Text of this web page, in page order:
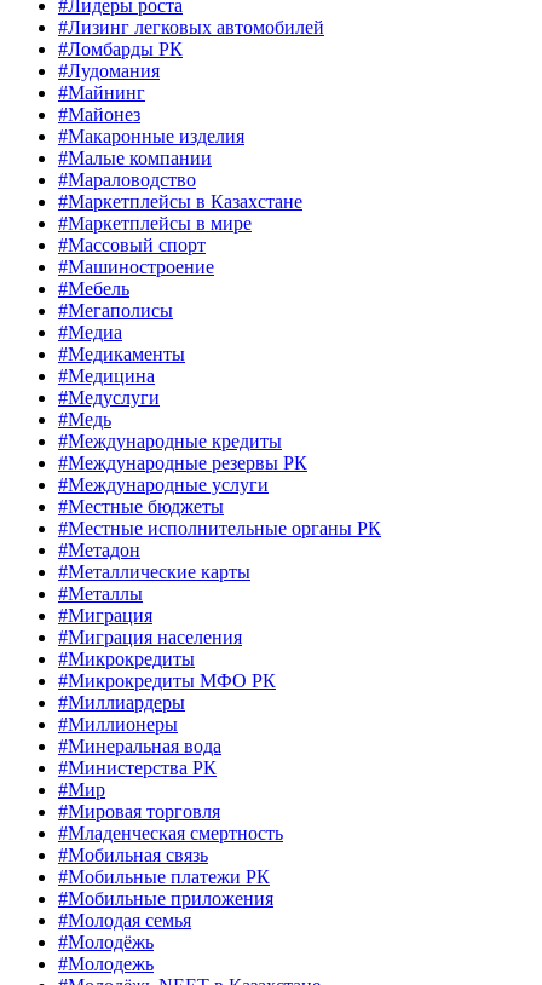
#Лидеры роста
#Лизинг легковых автомобилей
#Ломбарды РК
#Лудомания
#Майнинг
#Майонез
#Макаронные изделия
#Малые компании
#Мараловодство
#Маркетплейсы в Казахстане
#Маркетплейсы в мире
#Массовый спорт
#Машиностроение
#Мебель
#Мегаполисы
#Медиа
#Медикаменты
#Медицина
#Медуслуги
#Медь
#Международные кредиты
#Международные резервы РК
#Международные услуги
#Местные бюджеты
#Местные исполнительные органы РК
#Метадон
#Металлические карты
#Металлы
#Миграция
#Миграция населения
#Микрокредиты
#Микрокредиты МФО РК
#Миллиардеры
#Миллионеры
#Минеральная вода
#Министерства РК
#Мир
#Мировая торговля
#Младенческая смертность
#Мобильная связь
#Мобильные платежи РК
#Мобильные приложения
#Молодая семья
#Молодёжь
#Молодежь